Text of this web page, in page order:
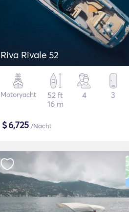
Riva Rivale 52
Motoryacht
52 ft
16 m
4 3
$6,725 /Nacht